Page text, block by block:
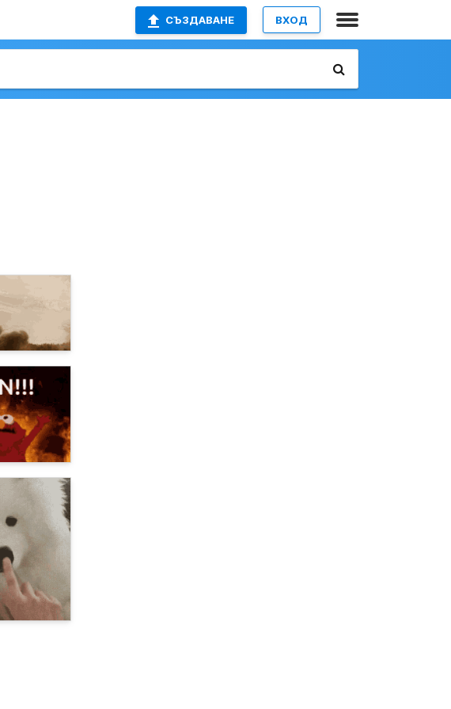
СЪЗДАВАНЕ ВХОД